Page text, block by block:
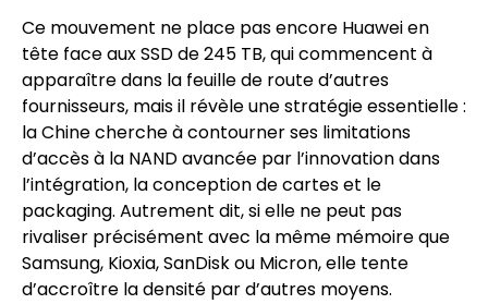
Ce mouvement ne place pas encore Huawei en
tête face aux SSD de 245 TB, qui commencent à
apparaître dans la feuille de route d’autres
fournisseurs, mais il révèle une stratégie essentielle :
la Chine cherche à contourner ses limitations
d’accès à la NAND avancée par l’innovation dans
l’intégration, la conception de cartes et le
packaging. Autrement dit, si elle ne peut pas
rivaliser précisément avec la même mémoire que
Samsung, Kioxia, SanDisk ou Micron, elle tente
d’accroître la densité par d’autres moyens.